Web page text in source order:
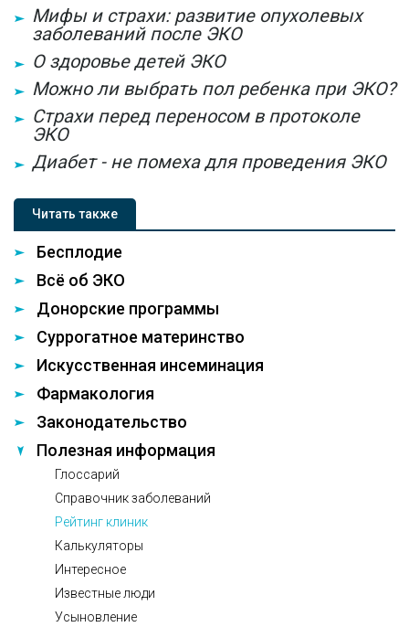
Мифы и страхи: развитие опухолевых
заболеваний после ЭКО
О здоровье детей ЭКО
Можно ли выбрать пол ребенка при ЭКО?
Страхи перед переносом в протоколе
ЭКО
Диабет - не помеха для проведения ЭКО
Читать также
Бесплодие
Всё об ЭКО
Донорские программы
Суррогатное материнство
Искусственная инсеминация
Фармакология
Законодательство
Полезная информация
Глоссарий
Справочник заболеваний
Рейтинг клиник
Калькуляторы
Интересное
Известные люди
Усыновление